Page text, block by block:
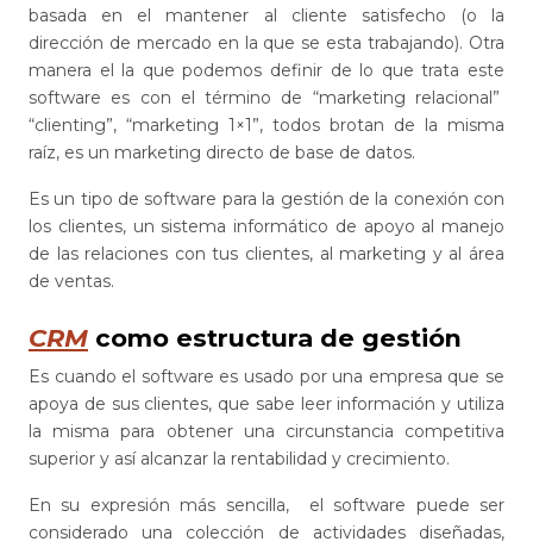
basada en el mantener al cliente satisfecho (o la
dirección de mercado en la que se esta trabajando). Otra
manera el la que podemos definir de lo que trata este
software es con el término de “marketing relacional”
“clienting”, “marketing 1×1”, todos brotan de la misma
raíz, es un marketing directo de base de datos.
Es un tipo de software para la gestión de la conexión con
los clientes, un sistema informático de apoyo al manejo
de las relaciones con tus clientes, al marketing y al área
de ventas.
CRM como estructura de gestión
Es cuando el software es usado por una empresa que se
apoya de sus clientes, que sabe leer información y utiliza
la misma para obtener una circunstancia competitiva
superior y así alcanzar la rentabilidad y crecimiento.
En su expresión más sencilla, el software puede ser
considerado una colección de actividades diseñadas,